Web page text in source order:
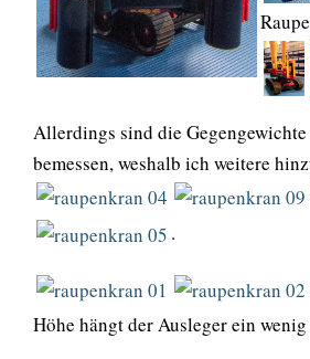
Allerdings sind die Gegengewichte
bemessen, weshalb ich weitere
.
Höhe hängt der Ausleger ein